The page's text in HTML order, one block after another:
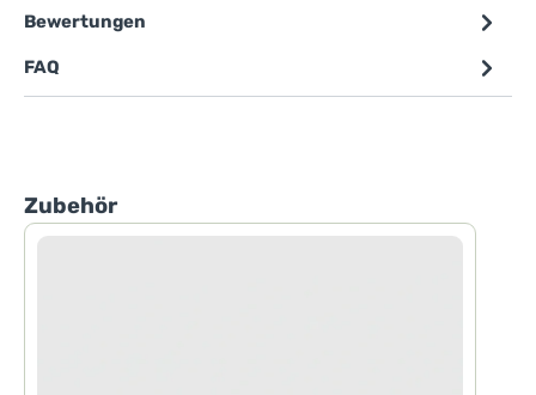
Bewertungen
FAQ
Produktgalerie überspringen
Zubehör